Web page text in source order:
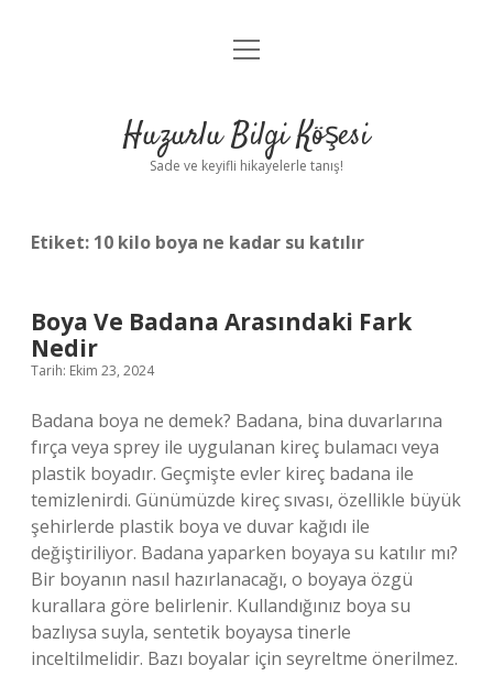
Anasayfa
Yasal Uyarı
menüyü
Huzurlu Bilgi Köşesi
Sade ve keyifli hikayelerle tanış!
Etiket: 10 kilo boya ne kadar su katılır
Boya Ve Badana Arasındaki Fark
Nedir
Tarih: Ekim 23, 2024
Badana boya ne demek? Badana, bina duvarlarına
fırça veya sprey ile uygulanan kireç bulamacı veya
plastik boyadır. Geçmişte evler kireç badana ile
temizlenirdi. Günümüzde kireç sıvası, özellikle büyük
şehirlerde plastik boya ve duvar kağıdı ile
değiştiriliyor. Badana yaparken boyaya su katılır mı?
Bir boyanın nasıl hazırlanacağı, o boyaya özgü
kurallara göre belirlenir. Kullandığınız boya su
bazlıysa suyla, sentetik boyaysa tinerle
inceltilmelidir. Bazı boyalar için seyreltme önerilmez.